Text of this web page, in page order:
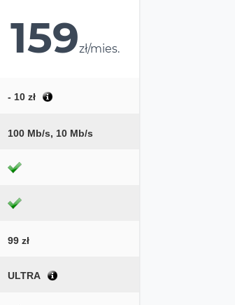
159zł/mies.
- 10 zł
100 Mb/s, 10 Mb/s
99 zł
ULTRA